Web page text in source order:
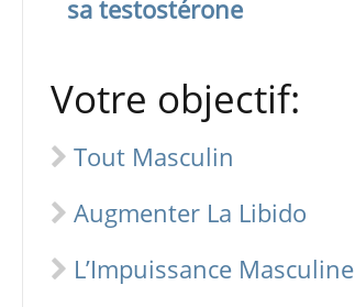
sa testostérone
Votre objectif:
Tout Masculin
Augmenter La Libido
L’Impuissance Masculine